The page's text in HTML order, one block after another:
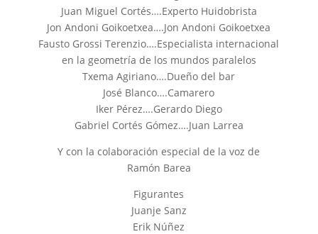
Juan Miguel Cortés….Experto Huidobrista
Jon Andoni Goikoetxea….Jon Andoni Goikoetxea
Fausto Grossi Terenzio….Especialista internacional
en la geometría de los mundos paralelos
Txema Agiriano….Dueño del bar
José Blanco….Camarero
Iker Pérez….Gerardo Diego
Gabriel Cortés Gómez….Juan Larrea
Y con la colaboración especial de la voz de
Ramón Barea
Figurantes
Juanje Sanz
Erik Núñez